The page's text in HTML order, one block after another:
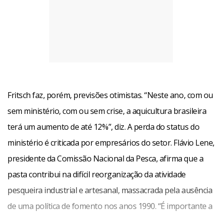
Fritsch faz, porém, previsões otimistas. “Neste ano, com ou
sem ministério, com ou sem crise, a aquicultura brasileira
terá um aumento de até 12%”, diz. A perda do status do
ministério é criticada por empresários do setor. Flávio Lene,
presidente da Comissão Nacional da Pesca, afirma que a
pasta contribui na difícil reorganização da atividade
pesqueira industrial e artesanal, massacrada pela ausência
de uma política de fomento nos anos 1990. “É importante a